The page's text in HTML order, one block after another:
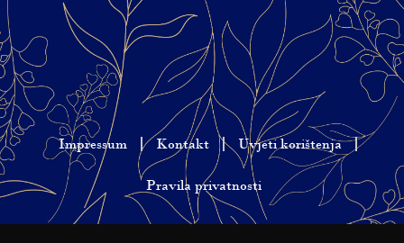
Impressum Kontakt Uvjeti korištenja
Pravila privatnosti